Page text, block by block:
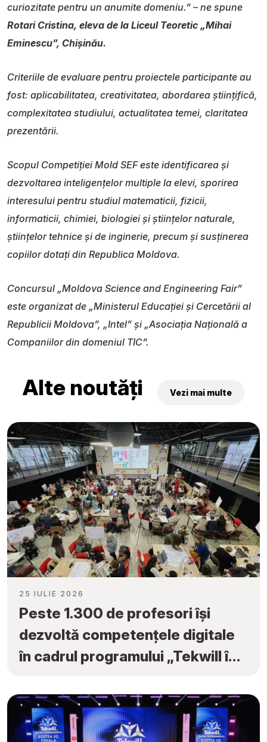
curiozitate pentru un anumite domeniu.” – ne spune
Rotari Cristina, eleva de la Liceul Teoretic „Mihai
Eminescu”, Chișinău.
Criteriile de evaluare pentru proiectele participante au
fost: aplicabilitatea, creativitatea, abordarea științifică,
complexitatea studiului, actualitatea temei, claritatea
prezentării.
Scopul Competiției Mold SEF este identificarea și
dezvoltarea inteligenţelor multiple la elevi, sporirea
interesului pentru studiul matematicii, fizicii,
informaticii, chimiei, biologiei și științelor naturale,
științelor tehnice și de inginerie, precum şi susținerea
copiilor dotați din Republica Moldova.
Concursul „Moldova Science and Engineering Fair”
este organizat de „Ministerul Educației și Cercetării al
Republicii Moldova”, „Intel” și „Asociația Națională a
Companiilor din domeniul TIC”.
Alte noutăți Vezi mai multe
25 IULIE 2026
Peste 1.300 de profesori își
dezvoltă competențele digitale
în cadrul programului „Tekwill în